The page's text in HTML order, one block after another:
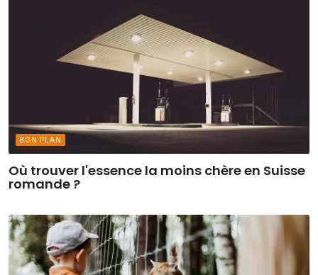
BON PLAN
Où trouver l'essence la moins chère en Suisse
romande ?